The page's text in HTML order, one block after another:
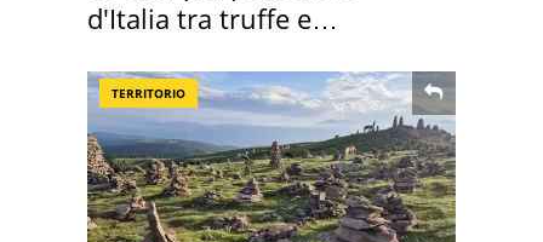
d'Italia tra truffe e
TERRITORIO